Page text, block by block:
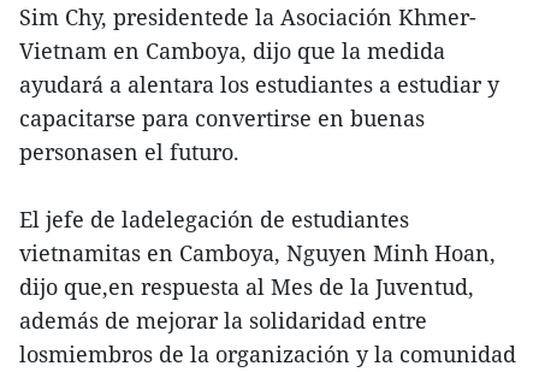
Sim Chy, presidentede la Asociación Khmer-
Vietnam en Camboya, dijo que la medida
ayudará a alentara los estudiantes a estudiar y
capacitarse para convertirse en buenas
personasen el futuro.
El jefe de ladelegación de estudiantes
vietnamitas en Camboya, Nguyen Minh Hoan,
dijo que,en respuesta al Mes de la Juventud,
además de mejorar la solidaridad entre
losmiembros de la organización y la comunidad